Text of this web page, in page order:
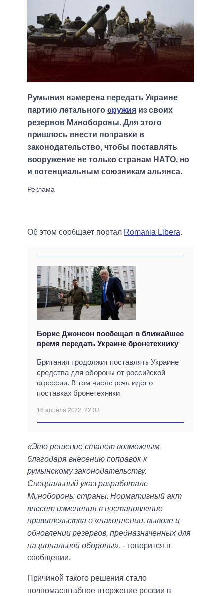
Румыния намерена передать Украине
партию летального оружия из своих
резервов Минобороны. Для этого
пришлось внести поправки в
законодательство, чтобы поставлять
вооружение не только странам НАТО, но
и потенциальным союзникам альянса.
Об этом сообщает портал Romania Libera.
Борис Джонсон пообещал в ближайшее
время передать Украине бронетехнику
Британия продолжит поставлять Украине
средства для обороны от российской
агрессии. В том числе речь идет о
поставках бронетехники
16 апреля 2022, 22:33
«Это решение станет возможным
благодаря внесению поправок к
румынскому законодательству.
Специальный указ разработало
Минобороны страны. Нормативный акт
внесет изменения в постановление
правительства о «накоплении, вывозе и
обновлении резервов, предназначенных для
национальной обороны», - говорится в
сообщении.
Причиной такого решения стало
полномасштабное вторжение россии в